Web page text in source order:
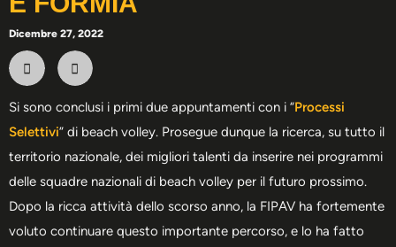
Dicembre 27, 2022
Si sono conclusi i primi due appuntamenti con i “Processi
Selettivi” di beach volley. Prosegue dunque la ricerca, su tutto il
territorio nazionale, dei migliori talenti da inserire nei programmi
delle squadre nazionali di beach volley per il futuro prossimo.
Dopo la ricca attività dello scorso anno, la FIPAV ha fortemente
voluto continuare questo importante percorso, e lo ha fatto